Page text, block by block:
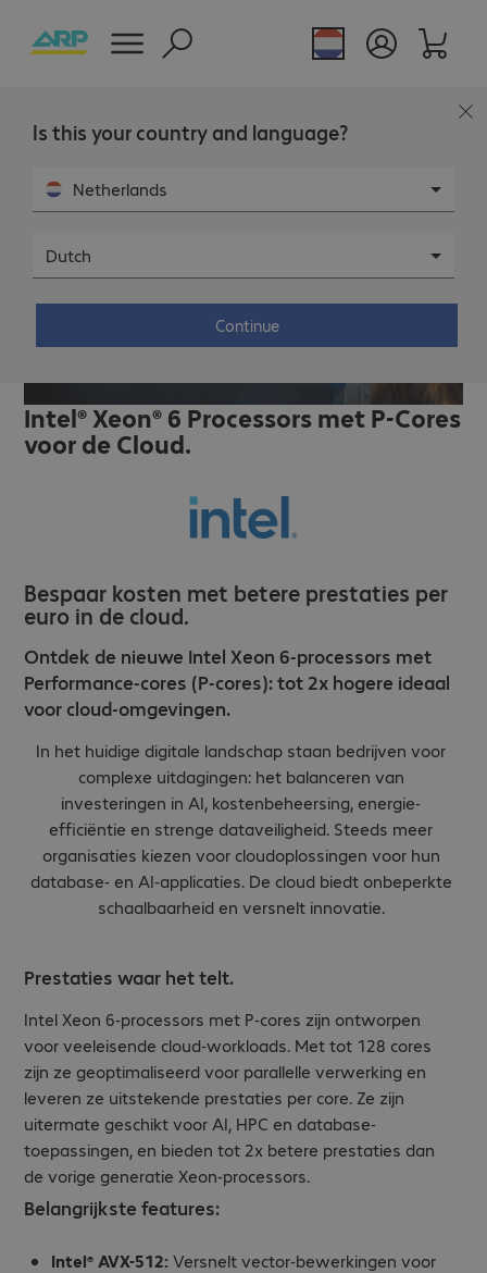
Is this your country and language?
Netherlands
Dutch
Continue
Intel® Xeon® 6 Processors met P-
Cores voor de Cloud.
Intel® Xeon® 6 Processors met P-Cores
voor de Cloud.
Bespaar kosten met betere prestaties per
euro in de cloud.
Ontdek de nieuwe Intel Xeon 6-processors met
Performance-cores (P-cores): tot 2x hogere ideaal
voor cloud-omgevingen.
In het huidige digitale landschap staan bedrijven voor
complexe uitdagingen: het balanceren van
investeringen in AI, kostenbeheersing, energie-
efficiëntie en strenge dataveiligheid. Steeds meer
organisaties kiezen voor cloudoplossingen voor hun
database- en AI-applicaties. De cloud biedt onbeperkte
schaalbaarheid en versnelt innovatie.
Prestaties waar het telt.
Intel Xeon 6-processors met P-cores zijn ontworpen
voor veeleisende cloud-workloads. Met tot 128 cores
zijn ze geoptimaliseerd voor parallelle verwerking en
leveren ze uitstekende prestaties per core. Ze zijn
uitermate geschikt voor AI, HPC en database-
toepassingen, en bieden tot 2x betere prestaties dan
de vorige generatie Xeon-processors.
Belangrijkste features:
Intel® AVX-512: Versnelt vector-bewerkingen voor